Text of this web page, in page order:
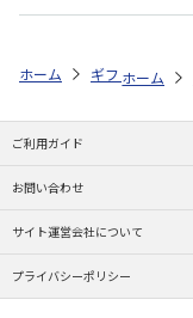
ホーム ギフトストア
ホーム
ご利用ガイド
お問い合わせ
サイト運営会社について
プライバシーポリシー